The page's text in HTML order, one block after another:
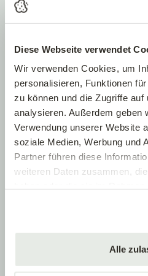
Diese Webseite verwendet
Wir verwenden Cookies, um
personalisieren, Funktionen
zu können und die Zugriffe auf
analysieren. Außerdem geben
Verwendung unserer Website
soziale Medien, Werbung und
Partner führen diese
weiteren Daten zusammen,
Alle
SCHNITTREGELN
Gruppe 3: Die
Japanischer Schneeball
Viburnum tomentosum)